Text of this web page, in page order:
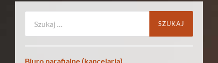
Biuro parafialne (kancelaria)